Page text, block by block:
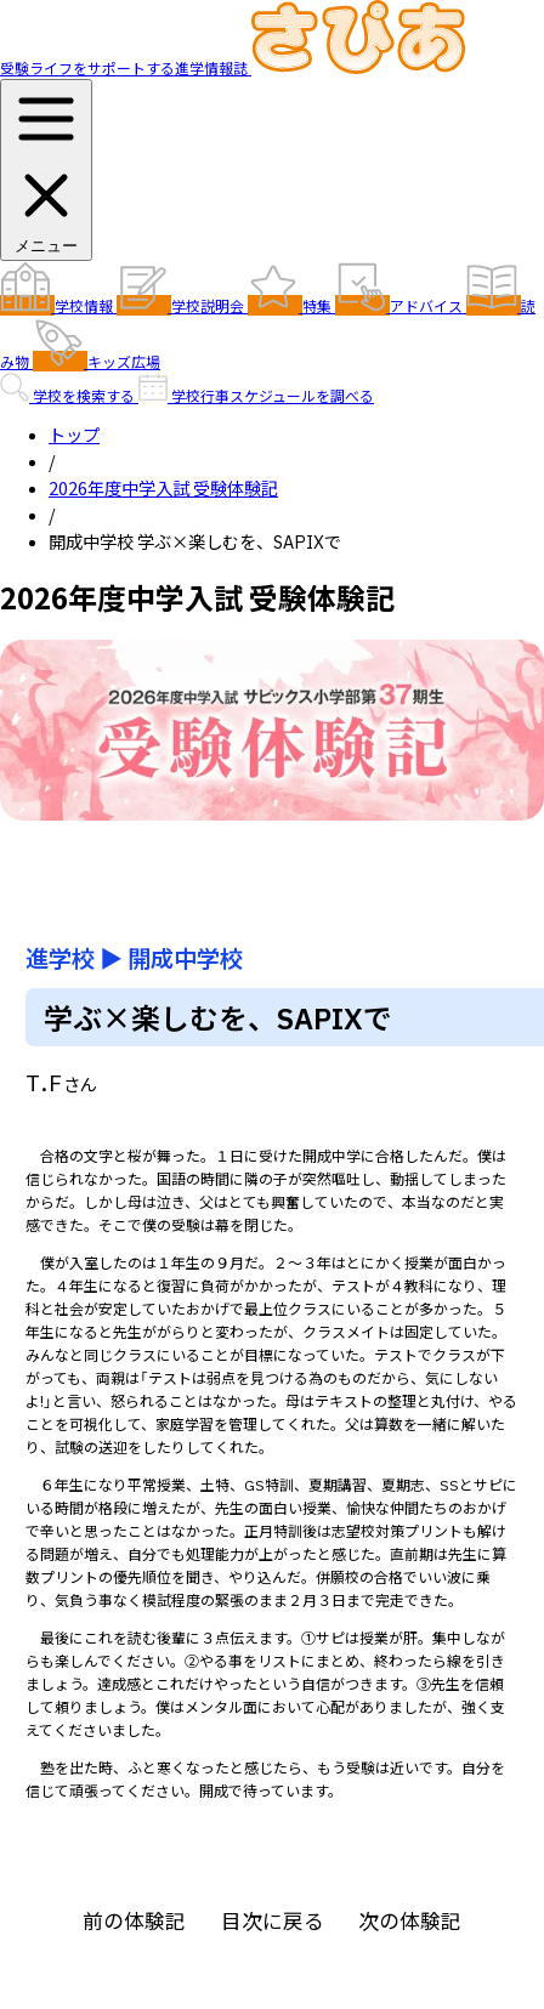
受験ライフをサポートする進学情報誌
メニュー
学校情報 学校説明会 特集 アドバイス 読
み物
キッズ広場
学校を検索する
学校行事スケジュールを調べる
トップ
/
2026年度中学入試 受験体験記
/
開成中学校 学ぶ×楽しむを、SAPIXで
2026年度中学入試 受験体験記
進学校 ▶ 開成中学校
学ぶ×楽しむを、SAPIXで
T.Fさん
合格の文字と桜が舞った。１日に受けた開成中学に合格したんだ。僕は
信じられなかった。国語の時間に隣の子が突然嘔吐し、動揺してしまった
からだ。しかし母は泣き、父はとても興奮していたので、本当なのだと実
感できた。そこで僕の受験は幕を閉じた。
僕が入室したのは１年生の９月だ。２～３年はとにかく授業が面白かっ
た。４年生になると復習に負荷がかかったが、テストが４教科になり、理
科と社会が安定していたおかげで最上位クラスにいることが多かった。５
年生になると先生ががらりと変わったが、クラスメイトは固定していた。
みんなと同じクラスにいることが目標になっていた。テストでクラスが下
がっても、両親は「テストは弱点を見つける為のものだから、気にしない
よ!」と言い、怒られることはなかった。母はテキストの整理と丸付け、やる
ことを可視化して、家庭学習を管理してくれた。父は算数を一緒に解いた
り、試験の送迎をしたりしてくれた。
６年生になり平常授業、土特、GS特訓、夏期講習、夏期志、SSとサピに
いる時間が格段に増えたが、先生の面白い授業、愉快な仲間たちのおかげ
で辛いと思ったことはなかった。正月特訓後は志望校対策プリントも解け
る問題が増え、自分でも処理能力が上がったと感じた。直前期は先生に算
数プリントの優先順位を聞き、やり込んだ。併願校の合格でいい波に乗
り、気負う事なく模試程度の緊張のまま２月３日まで完走できた。
最後にこれを読む後輩に３点伝えます。①サピは授業が肝。集中しなが
らも楽しんでください。②やる事をリストにまとめ、終わったら線を引き
ましょう。達成感とこれだけやったという自信がつきます。③先生を信頼
して頼りましょう。僕はメンタル面において心配がありましたが、強く支
えてくださいました。
塾を出た時、ふと寒くなったと感じたら、もう受験は近いです。自分を
信じて頑張ってください。開成で待っています。
前の体験記 目次に戻る 次の体験記